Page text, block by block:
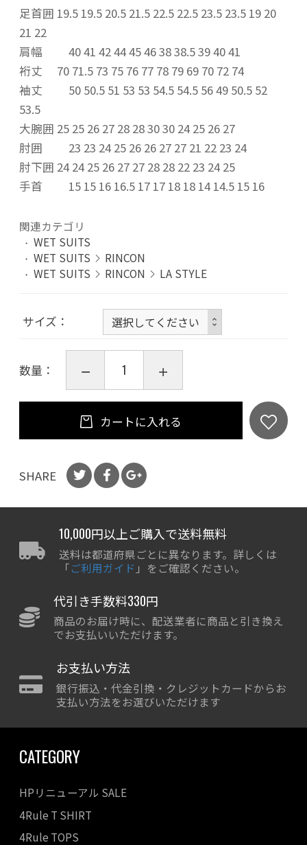
足首囲 19.5 19.5 20.5 21.5 22.5 22.5 23.5 23.5 19 20
21 22
肩幅 40 41 42 44 45 46 38 38.5 39 40 41
裄丈 70 71.5 73 75 76 77 78 79 69 70 72 74
袖丈 50 50.5 51 53 53 54.5 54.5 56 49 50.5 52
53.5
大腕囲 25 25 26 27 28 28 30 30 24 25 26 27
肘囲 23 23 24 25 26 26 27 27 21 22 23 24
肘下囲 24 24 25 26 27 27 28 28 22 23 24 25
手首 15 15 16 16.5 17 17 18 18 14 14.5 15 16
関連カテゴリ
WET SUITS
WET SUITS
RINCON
WET SUITS
RINCON LA STYLE
サイズ
数量：
カートに入れる
SHARE
10,000円以上ご購入で送料無料
送料は都道府県ごとに異なります。詳しくは
「ご利用ガイド 」をご確認ください。
代引き手数料330円
商品のお届け時に、配送業者に商品と引き換え
でお支払いいただけます。
お支払い方法
銀行振込・代金引換・クレジットカードからお
支払い方法をお選びいただけます
CATEGORY
HPリニューアル SALE
4Rule T SHIRT
4Rule TOPS